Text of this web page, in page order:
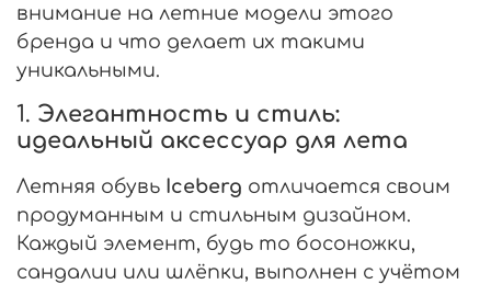
внимание на летние модели этого
бренда и что делает их такими
уникальными.
1. Элегантность и стиль:
идеальный аксессуар для лета
Летняя обувь Iceberg отличается своим
продуманным и стильным дизайном.
Каждый элемент, будь то босоножки,
сандалии или шлёпки, выполнен с учётом